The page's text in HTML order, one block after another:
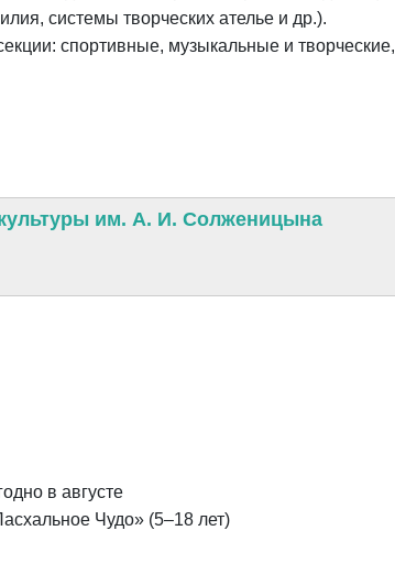
системы творческих ателье и др.).
спортивные, музыкальные и творческие,
им. А. И. Солженицына
в августе
Чудо» (5–18 лет)